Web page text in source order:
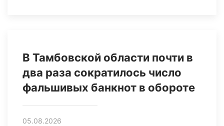
В Тамбовской области почти в
два раза сократилось число
фальшивых банкнот в обороте
05.08.2026